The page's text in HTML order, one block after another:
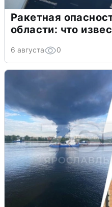
Ракетная
области: что
6 августа 0